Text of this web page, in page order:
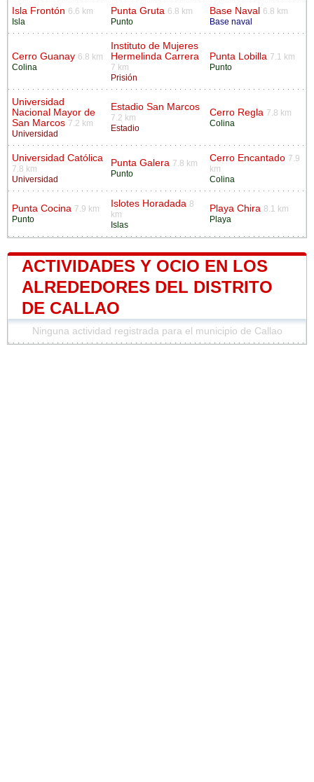
Isla Frontón 6.6 km
Isla
Punta Gruta 6.8 km
Punto
Base Naval
6.8 km
Base naval
Cerro Guanay 6.8 km
Colina
Instituto de Mujeres
Hermelinda Carrera
7 km
Prisión
Punta Lobilla 7.1 km
Punto
Universidad
Nacional Mayor de
San Marcos 7.2 km
Universidad
Estadio San Marcos
7.2 km
Estadio
Cerro Regla 7.8 km
Colina
Universidad Católica
7.8 km
Universidad
Punta Galera 7.8 km
Punto
Cerro Encantado 7.9
km
Colina
Punta Cocina 7.9 km
Punto
Islotes Horadada 8
km
Islas
Playa Chira 8.1 km
Playa
ACTIVIDADES Y OCIO EN LOS
ALREDEDORES DEL DISTRITO
DE CALLAO
Ninguna actividad registrada para el municipio de Callao